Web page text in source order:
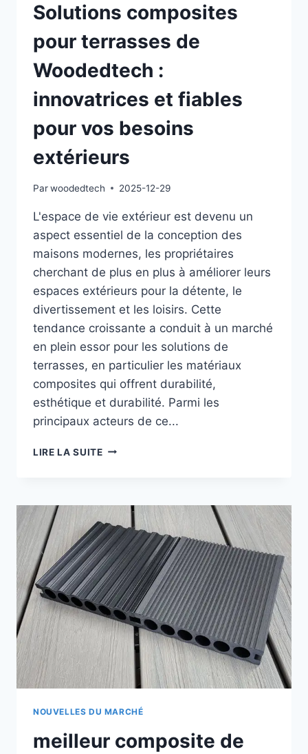
Solutions composites
pour terrasses de
Woodedtech :
innovatrices et fiables
pour vos besoins
extérieurs
Parwoodedtech 2025-12-29
L'espace de vie extérieur est devenu un
aspect essentiel de la conception des
maisons modernes, les propriétaires
cherchant de plus en plus à améliorer leurs
espaces extérieurs pour la détente, le
divertissement et les loisirs. Cette
tendance croissante a conduit à un marché
en plein essor pour les solutions de
terrasses, en particulier les matériaux
composites qui offrent durabilité,
esthétique et durabilité. Parmi les
principaux acteurs de ce...
LIRE LA SUITESOLUTIONS
DE
WOODEDTECH
:
INNOVATRICES
ET
FIABLES
POUR
VOS
BESOINS
EXTÉRIEURS
NOUVELLES DU MARCHÉ
meilleur composite de